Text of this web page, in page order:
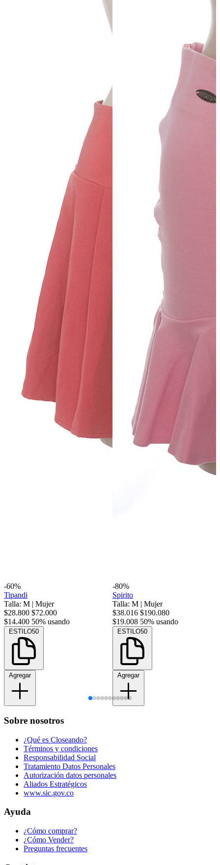
-60%
Tipandi
Talla: M | Mujer
$28.800 $72.000
$14.400 50% usando
ESTILO50
Agregar
-80%
Spirito
Talla: M | Mujer
$38.016 $190.080
$19.008 50% usando
ESTILO50
Agregar
Sobre nosotros
¿Qué es Closeando?
Términos y condiciones
Responsabilidad Social
Tratamiento Datos Personales
Autorización datos personales
Aliados Estratégicos
www.sic.gov.co
Ayuda
¿Cómo comprar?
¿Cómo Vender?
Preguntas frecuentes